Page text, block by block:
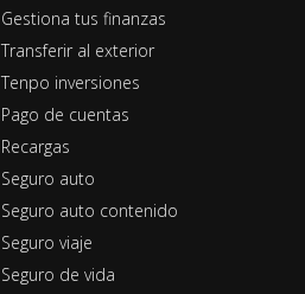
Gestiona tus finanzas
Transferir al exterior
Tenpo inversiones
Pago de cuentas
Recargas
Seguro auto
Seguro auto contenido
Seguro viaje
Seguro de vida